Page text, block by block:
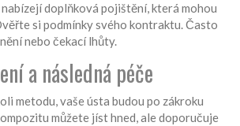
doplňková pojištění, která mohou
si podmínky svého kontraktu. Často
nebo čekací lhůty.
a následná péče
metodu, vaše ústa budou po zákroku
můžete jíst hned, ale doporučuje